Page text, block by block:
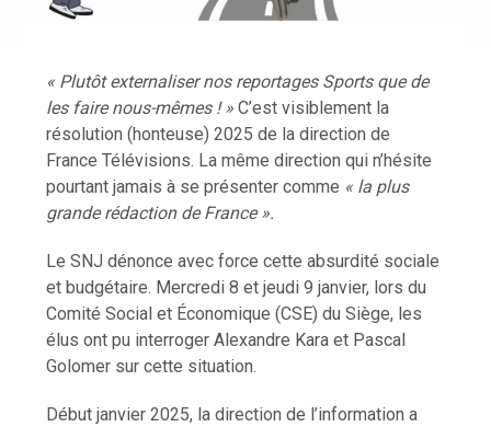
« Plutôt externaliser nos reportages Sports que de
les faire nous-mêmes ! »C’est visiblement la
résolution (honteuse) 2025 de la direction de
France Télévisions. La même direction qui n’hésite
pourtant jamais à se présenter comme « la plus
grande rédaction de France ».
Le SNJ dénonce avec force cette absurdité sociale
et budgétaire. Mercredi 8 et jeudi 9 janvier, lors du
Comité Social et Économique (CSE) du Siège, les
élus ont pu interroger Alexandre Kara et Pascal
Golomer sur cette situation.
Début janvier 2025, la direction de l’information a